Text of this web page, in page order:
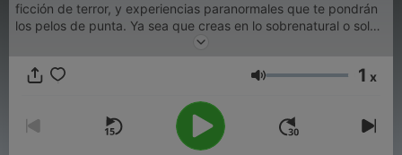
ficción de terror, y experiencias paranormales que te pondrán
los pelos de punta. Ya sea que creas en lo sobrenatural o solo
busques una buena dosis de suspenso, cada episodio te
Acompáñame mientras desentrañamos lo inexplicable,
historias que muchos prefieren olvidar.
Volumen 1 x